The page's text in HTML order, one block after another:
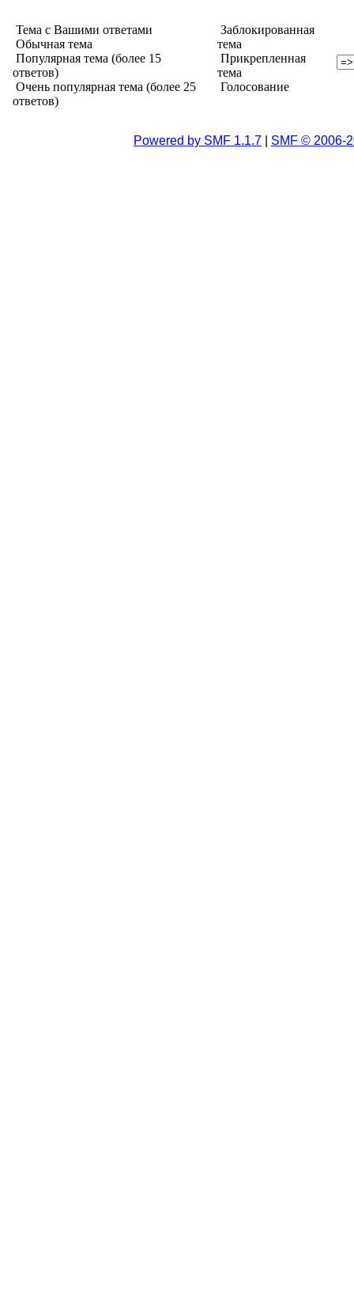
Тема с Вашими ответами
Обычная тема
Популярная тема (более 15
ответов)
Очень популярная тема (более 25
ответов)
Заблокированная
тема
Прикрепленная
тема
Голосование
Powered by SMF 1.1.7 SMF © 2006-